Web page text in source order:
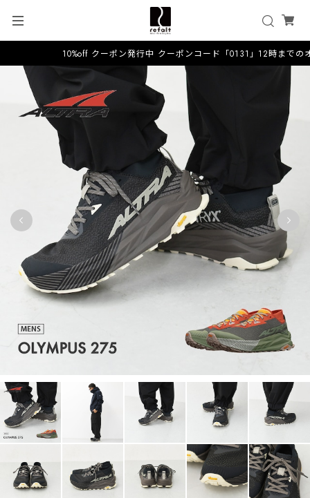
10%off クーポン発行中 クーポンコード「0131」12時までの